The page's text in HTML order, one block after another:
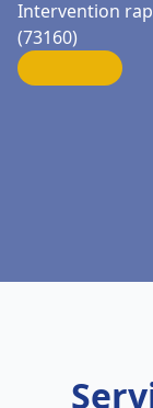
Intervention
(73160)